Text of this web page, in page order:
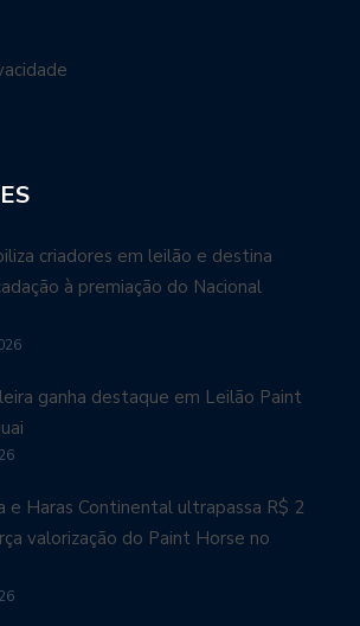
criadores em leilão e destina
à premiação do Nacional
ganha destaque em Leilão Paint
e Haras Continental ultrapassa R$ 2
valorização do Paint Horse no